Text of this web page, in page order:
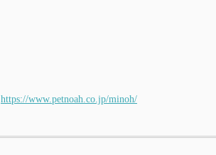
https://www.petnoah.co.jp/minoh/